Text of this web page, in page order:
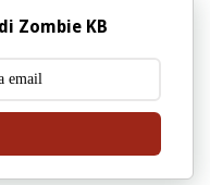
Zombie KB